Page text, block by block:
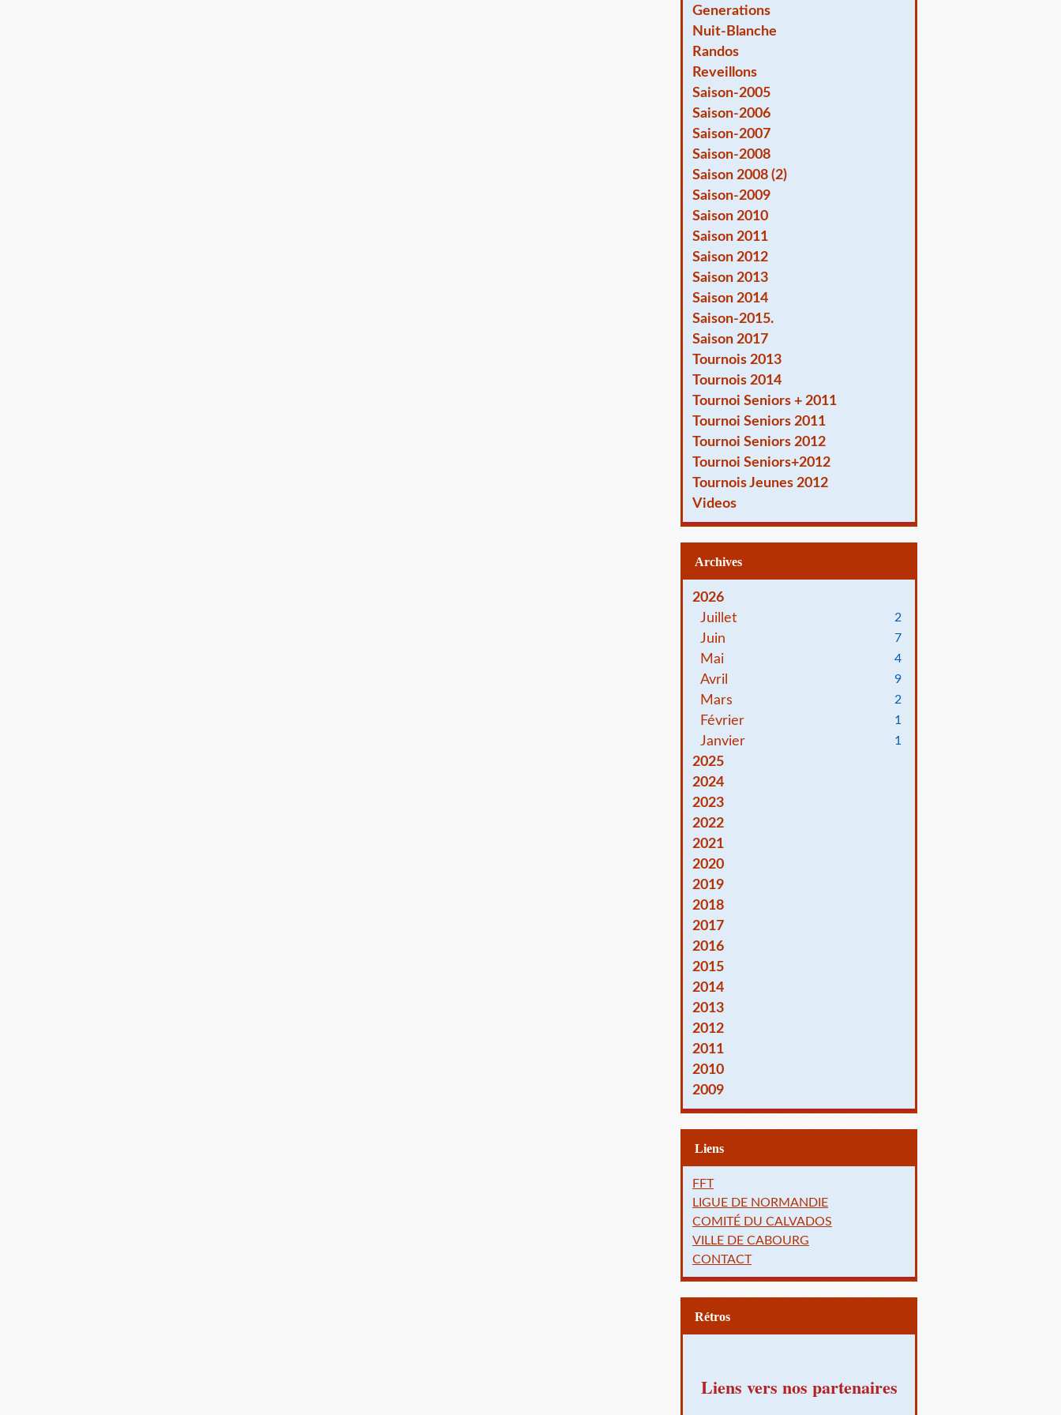
Generations
Nuit-Blanche
Randos
Reveillons
Saison-2005
Saison-2006
Saison-2007
Saison-2008
Saison 2008 (2)
Saison-2009
Saison 2010
Saison 2011
Saison 2012
Saison 2013
Saison 2014
Saison-2015.
Saison 2017
Tournois 2013
Tournois 2014
Tournoi Seniors + 2011
Tournoi Seniors 2011
Tournoi Seniors 2012
Tournoi Seniors+2012
Tournois Jeunes 2012
Videos
Archives
2026
Juillet
2
Juin 7
Mai 4
Avril 9
Mars 2
Février 1
Janvier 1
2025
2024
2023
2022
2021
2020
2019
2018
2017
2016
2015
2014
2013
2012
2011
2010
2009
Liens
FFT
LIGUE DE NORMANDIE
COMITÉ DU CALVADOS
VILLE DE CABOURG
CONTACT
Rétros
Liens vers nos partenaires